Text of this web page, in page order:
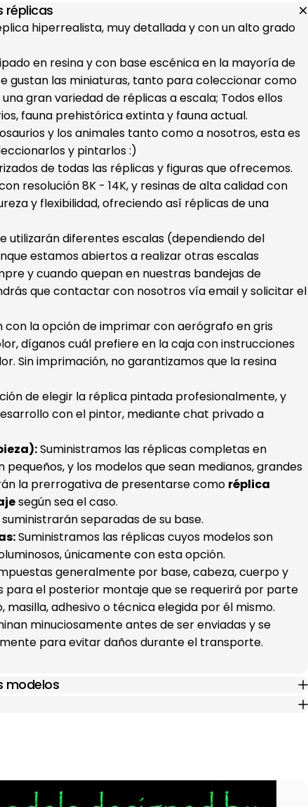
réplicas
hiperrealista, muy detallada y con un alto grado
en resina y con base escénica en la mayoría de
gustan las miniaturas, tanto para coleccionar como
gran variedad de réplicas a escala; Todos ellos
fauna prehistórica extinta y fauna actual.
y los animales tanto como a nosotros, esta es
y pintarlos :)
de todas las réplicas y figuras que ofrecemos.
resolución 8K - 14K, y resinas de alta calidad con
y flexibilidad, ofreciendo así réplicas de una
utilizarán diferentes escalas (dependiendo del
estamos abiertos a realizar otras escalas
y cuando quepan en nuestras bandejas de
que contactar con nosotros vía email y solicitar el
con la opción de imprimar con aerógrafo en gris
díganos cuál prefiere en la caja con instrucciones
Sin imprimación, no garantizamos que la resina
de elegir la réplica pintada profesionalmente, y
con el pintor, mediante chat privado a
Suministramos las réplicas completas en
pequeños, y los modelos que sean medianos, grandes
la prerrogativa de presentarse como réplica
según sea el caso.
separadas de su base.
Suministramos las réplicas cuyos modelos son
únicamente con esta opción.
generalmente por base, cabeza, cuerpo y
el posterior montaje que se requerirá por parte
masilla, adhesivo o técnica elegida por él mismo.
minuciosamente antes de ser enviadas y se
para evitar daños durante el transporte.
modelos